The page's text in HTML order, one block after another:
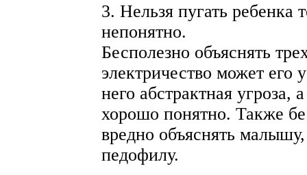
3. Нельзя пугать ребенка
непонятно.
Бесполезно объяснять
электричество может его
него абстрактная угроза,
хорошо понятно. Также
вредно объяснять
педофилу.